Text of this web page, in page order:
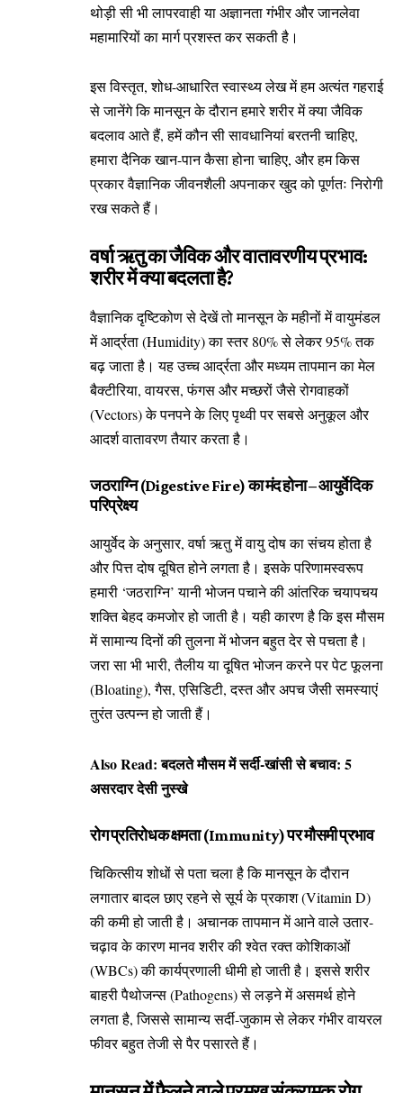
थोड़ी सी भी लापरवाही या अज्ञानता गंभीर और जानलेवा
महामारियों का मार्ग प्रशस्त कर सकती है।
इस विस्तृत, शोध-आधारित स्वास्थ्य लेख में हम अत्यंत गहराई
से जानेंगे कि मानसून के दौरान हमारे शरीर में क्या जैविक
बदलाव आते हैं, हमें कौन सी सावधानियां बरतनी चाहिए,
हमारा दैनिक खान-पान कैसा होना चाहिए, और हम किस
प्रकार वैज्ञानिक जीवनशैली अपनाकर खुद को पूर्णतः निरोगी
रख सकते हैं।
वर्षा ऋतु का जैविक और वातावरणीय प्रभाव:
शरीर में क्या बदलता है?
वैज्ञानिक दृष्टिकोण से देखें तो मानसून के महीनों में वायुमंडल
में आर्द्रता (Humidity) का स्तर 80% से लेकर 95% तक
बढ़ जाता है। यह उच्च आर्द्रता और मध्यम तापमान का मेल
बैक्टीरिया, वायरस, फंगस और मच्छरों जैसे रोगवाहकों
(Vectors) के पनपने के लिए पृथ्वी पर सबसे अनुकूल और
आदर्श वातावरण तैयार करता है।
जठराग्नि (Digestive Fire) का मंद होना – आयुर्वेदिक
परिप्रेक्ष्य
आयुर्वेद के अनुसार, वर्षा ऋतु में वायु दोष का संचय होता है
और पित्त दोष दूषित होने लगता है। इसके परिणामस्वरूप
हमारी ‘जठराग्नि’ यानी भोजन पचाने की आंतरिक चयापचय
शक्ति बेहद कमजोर हो जाती है। यही कारण है कि इस मौसम
में सामान्य दिनों की तुलना में भोजन बहुत देर से पचता है।
जरा सा भी भारी, तैलीय या दूषित भोजन करने पर पेट फूलना
(Bloating), गैस, एसिडिटी, दस्त और अपच जैसी समस्याएं
तुरंत उत्पन्न हो जाती हैं।
Also Read:बदलते मौसम में सर्दी-खांसी से बचाव: 5
असरदार देसी नुस्खे
रोग प्रतिरोधक क्षमता (Immunity) पर मौसमी प्रभाव
चिकित्सीय शोधों से पता चला है कि मानसून के दौरान
लगातार बादल छाए रहने से सूर्य के प्रकाश (Vitamin D)
की कमी हो जाती है। अचानक तापमान में आने वाले उतार-
चढ़ाव के कारण मानव शरीर की श्वेत रक्त कोशिकाओं
(WBCs) की कार्यप्रणाली धीमी हो जाती है। इससे शरीर
बाहरी पैथोजन्स (Pathogens) से लड़ने में असमर्थ होने
लगता है, जिससे सामान्य सर्दी-जुकाम से लेकर गंभीर वायरल
फीवर बहुत तेजी से पैर पसारते हैं।